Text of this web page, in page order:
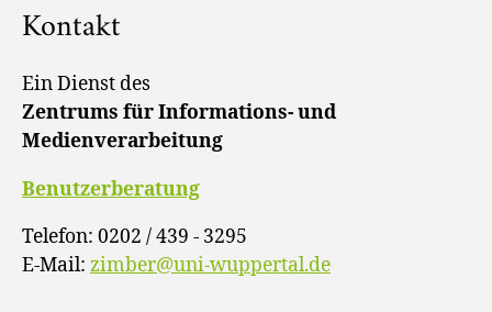
Kontakt
Ein Dienst des
Zentrums für Informations- und
Medienverarbeitung
Benutzerberatung
Telefon: 0202 / 439 - 3295
E-Mail: zimber@uni-wuppertal.de